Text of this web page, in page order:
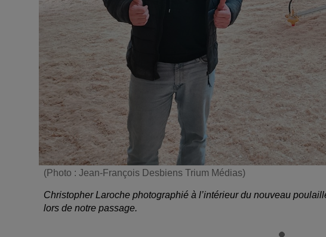
(Photo : Jean-François Desbiens Trium Médias)
Christopher Laroche photographié à l’intérieur du nouveau
lors de notre passage.